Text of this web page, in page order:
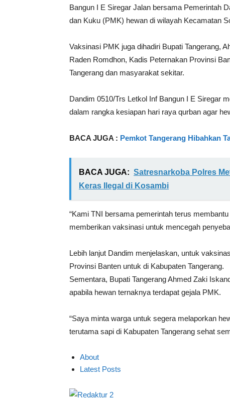
Bangun I E Siregar Jalan bersama Pemerintah
dan Kuku (PMK) hewan di wilayah Kecamatan
Vaksinasi PMK juga dihadiri Bupati Tangerang,
Raden Romdhon, Kadis Peternakan Provinsi
Tangerang dan masyarakat sekitar.
Dandim 0510/Trs Letkol Inf Bangun I E Siregar
dalam rangka kesiapan hari raya qurban agar
BACA JUGA : Pemkot Tangerang Hibahkan
BACA JUGA: Satresnarkoba Polres
Keras Ilegal di Kosambi
“Kami TNI bersama pemerintah terus
memberikan vaksinasi untuk mencegah
Lebih lanjut Dandim menjelaskan, untuk
Provinsi Banten untuk di Kabupaten Tangerang.
Sementara, Bupati Tangerang Ahmed Zaki
apabila hewan ternaknya terdapat gejala PMK.
“Saya minta warga untuk segera melaporkan
terutama sapi di Kabupaten Tangerang sehat
About
Latest Posts